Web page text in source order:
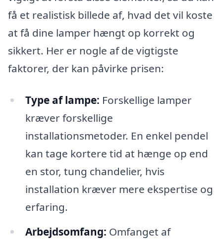
få et realistisk billede af, hvad det vil koste
at få dine lamper hængt op korrekt og
sikkert. Her er nogle af de vigtigste
faktorer, der kan påvirke prisen:
Type af lampe: Forskellige lamper
kræver forskellige
installationsmetoder. En enkel pendel
kan tage kortere tid at hænge op end
en stor, tung chandelier, hvis
installation kræver mere ekspertise og
erfaring.
Arbejdsomfang: Omfanget af